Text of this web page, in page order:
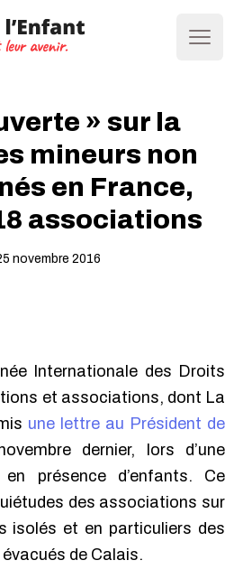
» sur la
mineurs non
en France,
associations
novembre 2016
Internationale des Droits
et associations, dont La
une lettre au Président de
dernier, lors d’une
présence d’enfants. Ce
des associations sur
isolés et en particuliers des
de Calais.